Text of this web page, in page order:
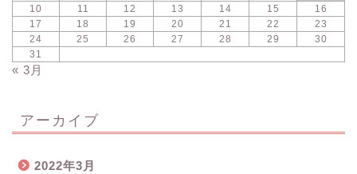
10
11 12 13 14 15
16
17
18 19 20 21 22
23
24
25 26 27 28 29
30
31
« 3月
アーカイブ
2022年3月